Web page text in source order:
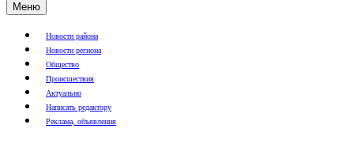
Меню
Новости района
Новости региона
Общество
Происшествия
Актуально
Написать редактору
Реклама, объявления